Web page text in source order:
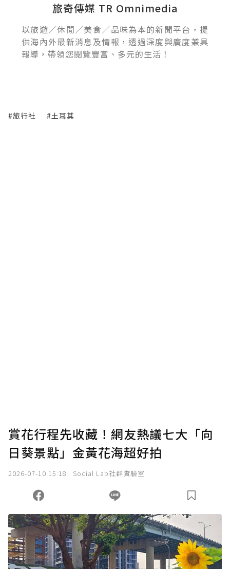
旅奇傳媒 TR Omnimedia
以旅遊／休閒／美食／品味為本的新聞平台，提
供海內外最新消息及情報，透過深度與廣度兼具
報導，帶領您閱覽豐富、多元的生活！
#旅行社 #土耳其
賞花行程先收藏！網友熱議七大「向
日葵景點」金黃花海超好拍
2026-07-10 15:18 Social Lab社群實驗室